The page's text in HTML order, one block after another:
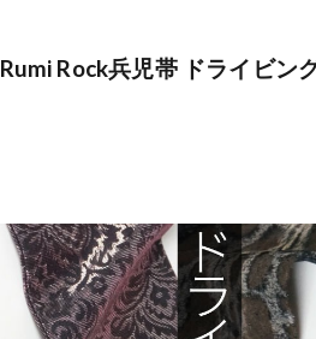
Rumi Rock兵児帯 ドライビン